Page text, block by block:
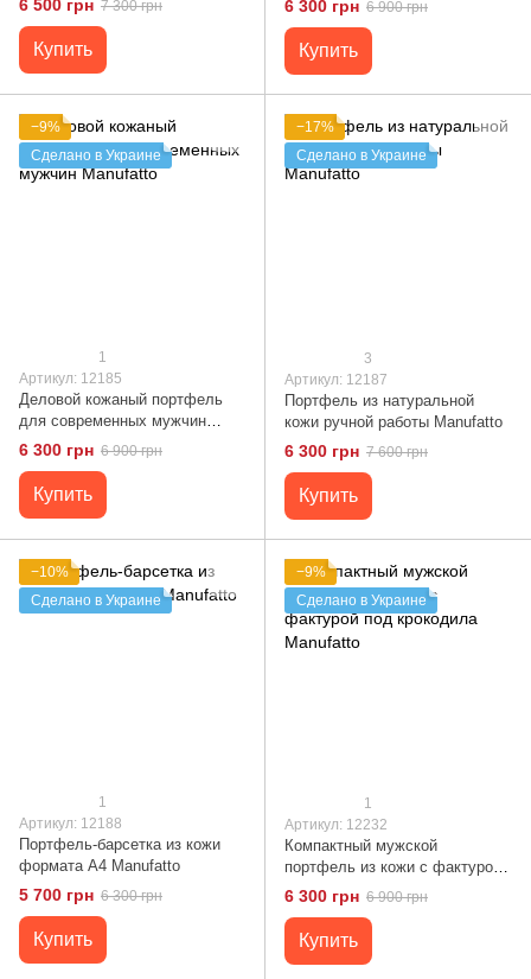
6 500 грн 7 300 грн
Купить
6 300 грн 6 900 грн
Купить
−9%
Сделано в Украине
1
Артикул: 12185
Деловой кожаный портфель
для современных мужчин
Manufatto
6 300 грн 6 900 грн
Купить
−17%
Сделано в Украине
3
Артикул: 12187
Портфель из натуральной
кожи ручной работы Manufatto
6 300 грн 7 600 грн
Купить
−10%
Сделано в Украине
1
Артикул: 12188
Портфель-барсетка из кожи
формата А4 Manufatto
5 700 грн 6 300 грн
Купить
−9%
Сделано в Украине
1
Артикул: 12232
Компактный мужской
портфель из кожи с фактурой
под крокодила Manufatto
6 300 грн 6 900 грн
Купить